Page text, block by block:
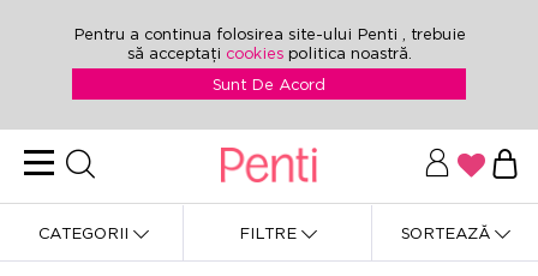
Pentru a continua folosirea site-ului Penti , trebuie
să acceptați cookies politica noastră.
Sunt De Acord
CATEGORII FILTRE SORTEAZĂ